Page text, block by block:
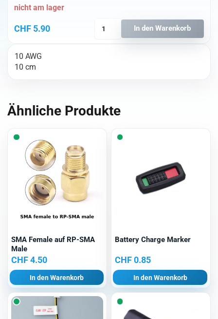
CHF 5.90
nicht am lager
In den Warenkorb
10 AWG
10 cm
Ähnliche Produkte
SMA Female auf RP-SMA
Male
CHF4.50
In den Warenkorb
Battery Charge Marker
CHF0.85
In den Warenkorb